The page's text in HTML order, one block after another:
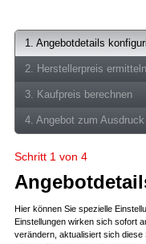
1. Angebotdetails
2. Herstellerpreis ermitteln
3. Kaufpreis berechnen
4. Angebot zum
Schritt 1 von 4
Hier können Sie spezielle
Einstellungen wirken sich sofort
verändern, aktualisiert sich diese